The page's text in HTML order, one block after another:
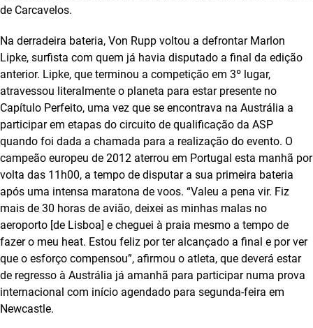
de Carcavelos.
Na derradeira bateria, Von Rupp voltou a defrontar Marlon
Lipke, surfista com quem já havia disputado a final da edição
anterior. Lipke, que terminou a competição em 3º lugar,
atravessou literalmente o planeta para estar presente no
Capítulo Perfeito, uma vez que se encontrava na Austrália a
participar em etapas do circuito de qualificação da ASP
quando foi dada a chamada para a realização do evento. O
campeão europeu de 2012 aterrou em Portugal esta manhã por
volta das 11h00, a tempo de disputar a sua primeira bateria
após uma intensa maratona de voos. “Valeu a pena vir. Fiz
mais de 30 horas de avião, deixei as minhas malas no
aeroporto [de Lisboa] e cheguei à praia mesmo a tempo de
fazer o meu heat. Estou feliz por ter alcançado a final e por ver
que o esforço compensou”, afirmou o atleta, que deverá estar
de regresso à Austrália já amanhã para participar numa prova
internacional com início agendado para segunda-feira em
Newcastle.